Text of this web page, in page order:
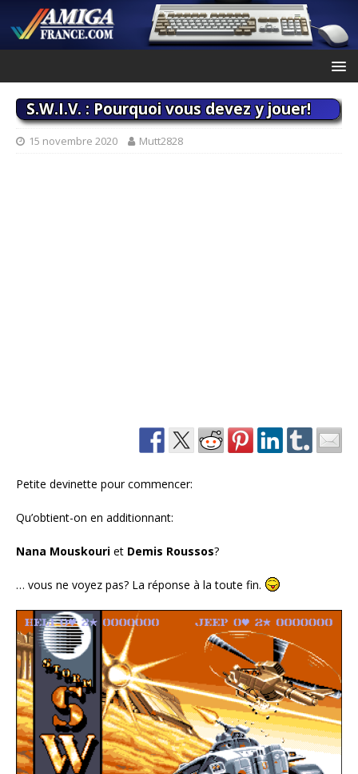
S.W.I.V. : Pourquoi vous devez y jouer!
15 novembre 2020 Mutt2828
Petite devinette pour commencer:
Qu’obtient-on en additionnant:
Nana Mouskouri et Demis Roussos?
… vous ne voyez pas? La réponse à la toute fin.